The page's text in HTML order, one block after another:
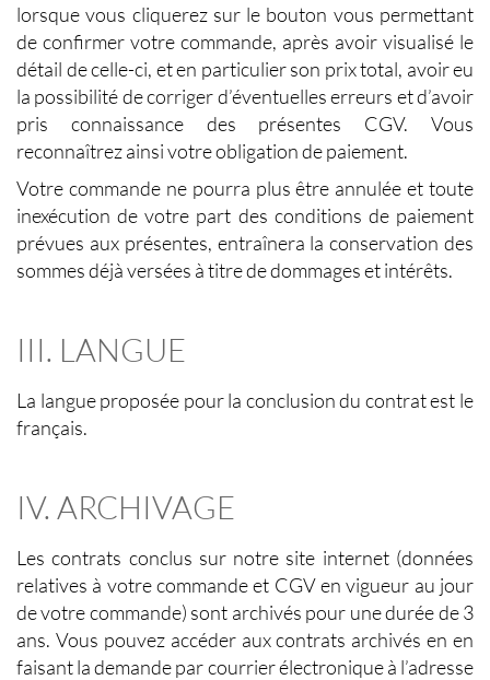
lorsque vous cliquerez sur le bouton vous permettant
de confirmer votre commande, après avoir visualisé le
détail de celle-ci, et en particulier son prix total, avoir eu
la possibilité de corriger d’éventuelles erreurs et d’avoir
pris connaissance des présentes CGV. Vous
reconnaîtrez ainsi votre obligation de paiement.
Votre commande ne pourra plus être annulée et toute
inexécution de votre part des conditions de paiement
prévues aux présentes, entraînera la conservation des
sommes déjà versées à titre de dommages et intérêts.
III. LANGUE
La langue proposée pour la conclusion du contrat est le
français.
IV. ARCHIVAGE
Les contrats conclus sur notre site internet (données
relatives à votre commande et CGV en vigueur au jour
de votre commande) sont archivés pour une durée de 3
ans. Vous pouvez accéder aux contrats archivés en en
faisant la demande par courrier électronique à l’adresse